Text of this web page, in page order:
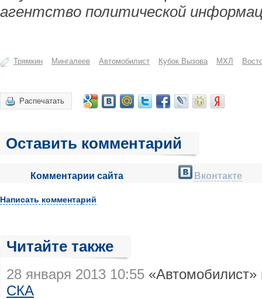
агентство политической
Трямкин Мингалеев Автомобилист Кубок Вызова МХЛ
Распечатать
Оставить комментарий
Комментарии сайта Вконтакте
Написать комментарий
Читайте также
28 января 2013 10:55
СКА